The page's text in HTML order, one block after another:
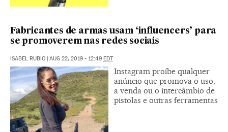
Fabricantes de armas usam ‘influencers’ para
se promoverem nas redes sociais
ISABEL RUBIO | AUG 22, 2019 - 12:49 EDT
Instagram proíbe qualquer
anúncio que promova o uso,
a venda ou o intercâmbio de
pistolas e outras ferramentas